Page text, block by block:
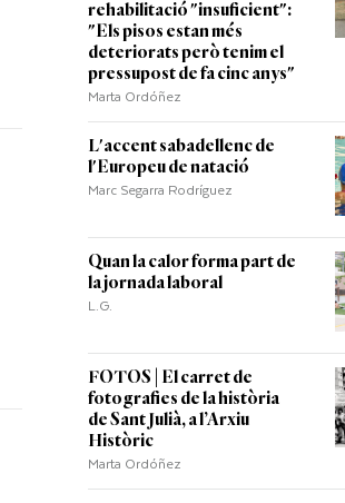
rehabilitació "insuficient":
"Els pisos estan més
deteriorats però tenim el
pressupost de fa cinc anys"
Marta Ordóñez
L'accent sabadellenc de
l'Europeu de natació
Marc Segarra Rodríguez
Quan la calor forma part de
la jornada laboral
L.G.
FOTOS | El carret de
fotografies de la història
de Sant Julià, a l’Arxiu
Històric
Marta Ordóñez